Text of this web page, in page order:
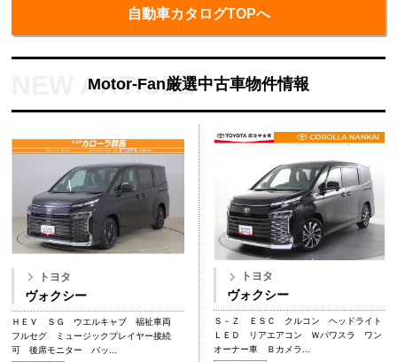
自動車カタログTOPへ
Motor-Fan厳選中古車物件情報
トヨタ
ヴォクシー
ＨＥＶ ＳＧ ウエルキャブ 福祉車両
フルセグ ミュージックプレイヤー接続
可 後席モニター バッ...
トヨタ
ヴォクシー
Ｓ－Ｚ ＥＳＣ クルコン ヘッドライト
ＬＥＤ リアエアコン Ｗパワスラ ワン
オーナー車 Ｂカメラ...